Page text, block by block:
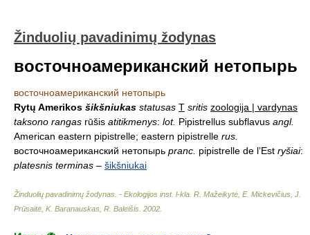
Žinduolių pavadinimų žodynas
восточноамериканский нетопырь
восточноамериканский нетопырь
Rytų Amerikos šikšniukas statusas T sritis zoologija | vardynas
taksono rangas rūšis atitikmenys: lot. Pipistrellus subflavus angl.
American eastern pipistrelle; eastern pipistrelle rus.
восточноамериканский нетопырь pranc. pipistrelle de l’Est ryšiai:
platesnis terminas – šikšniukai
Žinduolių pavadinimų žodynas. - Ekologijos inst. l-kla R. Mažeikytė, E. Mickevičius, J.
Prūsaitė, K. Baranauskas, R. Baleišis 2002